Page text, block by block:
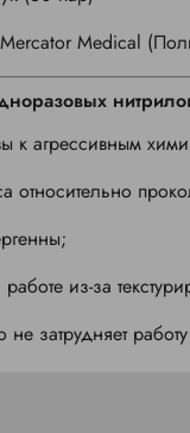
Mercator Medical
к агрессивным
относительно
из-за
не затрудняет